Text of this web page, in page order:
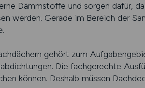
Dämmstoffe und sorgen dafür,
werden. Gerade im Bereich der
gehört zum
Die fachgerechte
können. Deshalb müssen